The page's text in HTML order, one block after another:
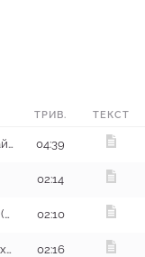
ТРИВ. ТЕКСТ
м. Антрацит, Ровеньківський район 04:39
02:14
с. Яблунівка, Костянтинівський (Краматорський) район 02:10
с. Григорівка, Артемівський (Бахмутський) район 02:16